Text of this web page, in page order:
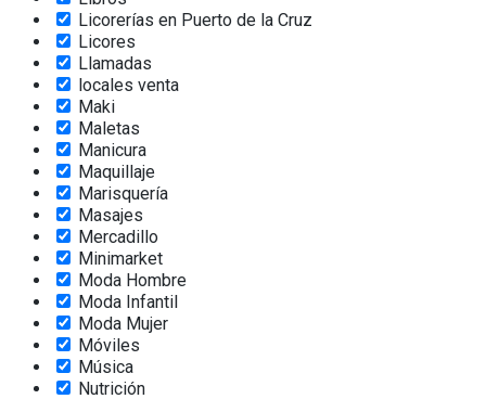
Licorerías en Puerto de la Cruz
Licores
Llamadas
locales venta
Maki
Maletas
Manicura
Maquillaje
Marisquería
Masajes
Mercadillo
Minimarket
Moda Hombre
Moda Infantil
Moda Mujer
Móviles
Música
Nutrición